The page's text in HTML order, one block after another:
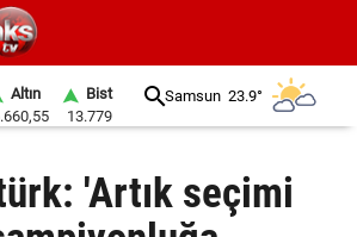
Altın
Bist
13.779
Samsun 23.9°
'Artık seçimi